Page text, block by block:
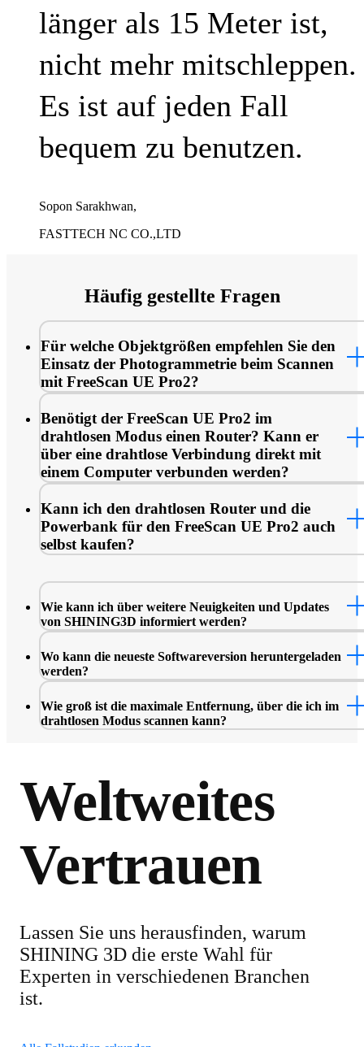
länger als 15 Meter ist,
nicht mehr mitschleppen.
Es ist auf jeden Fall
bequem zu benutzen.
Sopon Sarakhwan,
FASTTECH NC CO.,LTD
Häufig gestellte Fragen
Für welche Objektgrößen empfehlen Sie den
Einsatz der Photogrammetrie beim Scannen
mit FreeScan UE Pro2?
Es wird empfohlen, für Objekte, die größer als 1,5 Meter sind,
Photogrammetriemodus zu verwenden, um bessere
zu erzielen.
Benötigt der FreeScan UE Pro2 im
drahtlosen Modus einen Router? Kann er
über eine drahtlose Verbindung direkt mit
einem Computer verbunden werden?
Der drahtlose Modus des FreeScan UE Pro2 erfordert einen
und kann nicht direkt mit einem Computer über eine drahtlose
Verbindung verbunden werden.
Kann ich den drahtlosen Router und die
Powerbank für den FreeScan UE Pro2 auch
selbst kaufen?
geeignete Powerbanks und Router für den FreeScan UE Pro2
Verfügung. Wenn Sie jedoch darauf bestehen, sie selbst zu
konfigurieren, empfehlen wir eine USB-C PD 100W
und einen Wi-Fi 6 Router.
Wie kann ich über weitere Neuigkeiten und Updates
von SHINING3D informiert werden?
Sie können unseren Facebook-, YouTube-, Instagram- und
Seiten folgen, um immer auf dem neuesten Stand zu bleiben,
über die Anzeige von Scandaten, Scantipps, Software-
Wo kann die neueste Softwareversion heruntergeladen
werden?
Für den ersten Download können Sie die Installationsdatei
Flash-Laufwerk auf Ihren Computer kopieren und dem
Installationsassistenten folgen, um den Download
verbunden ist und eine neue Version der Software verfügbar
erhalten Sie auch eine Aufforderung zur Aktualisierung.
Wie groß ist die maximale Entfernung, über die ich im
drahtlosen Modus scannen kann?
Weltweites
Vertrauen
Lassen Sie uns herausfinden, warum
SHINING 3D die erste Wahl für
Experten in verschiedenen Branchen
ist.